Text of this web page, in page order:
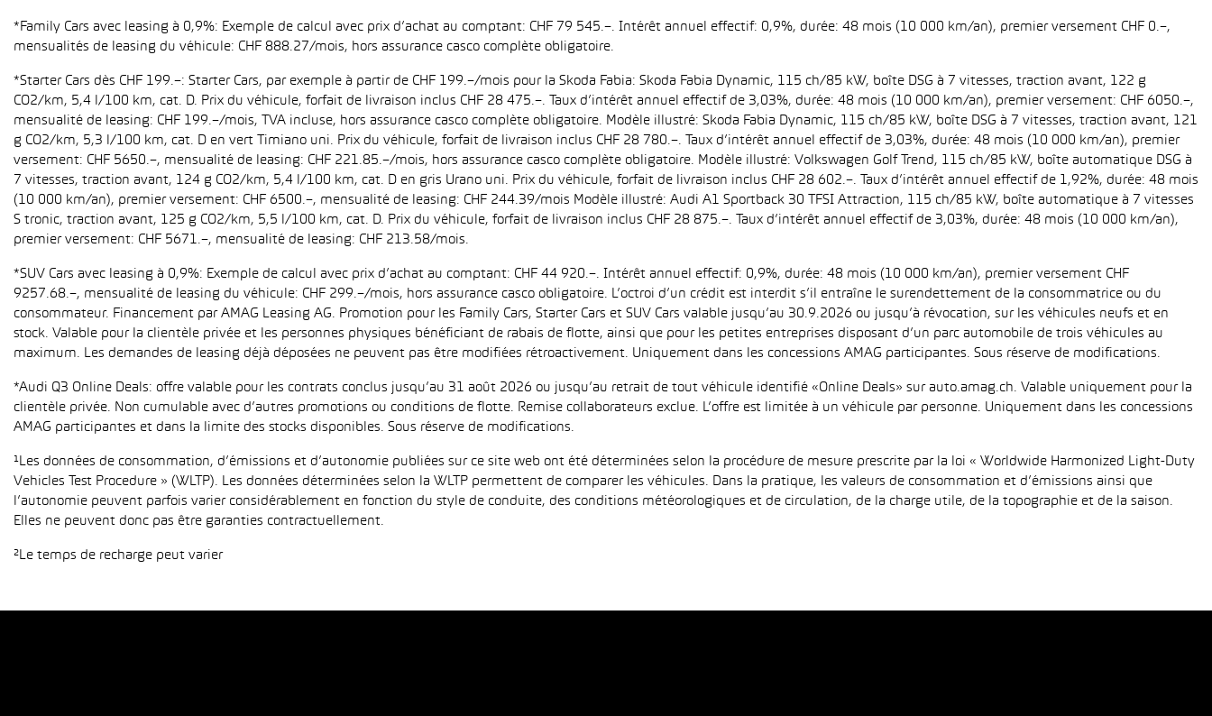
*Family Cars avec leasing à 0,9%: Exemple de calcul avec prix d’achat au comptant: CHF 79 545.–. Intérêt annuel effectif: 0,9%, durée: 48 mois (10 000 km/an), premier versement CHF 0.–,
mensualités de leasing du véhicule: CHF 888.27/mois, hors assurance casco complète obligatoire.
*Starter Cars dès CHF 199.–: Starter Cars, par exemple à partir de CHF 199.–/mois pour la Skoda Fabia: Skoda Fabia Dynamic, 115 ch/85 kW, boîte DSG à 7 vitesses, traction avant, 122 g
CO2/km, 5,4 l/100 km, cat. D. Prix du véhicule, forfait de livraison inclus CHF 28 475.–. Taux d’intérêt annuel effectif de 3,03%, durée: 48 mois (10 000 km/an), premier versement: CHF 6050.–,
mensualité de leasing: CHF 199.–/mois, TVA incluse, hors assurance casco complète obligatoire. Modèle illustré: Skoda Fabia Dynamic, 115 ch/85 kW, boîte DSG à 7 vitesses, traction avant, 121
g CO2/km, 5,3 l/100 km, cat. D en vert Timiano uni. Prix du véhicule, forfait de livraison inclus CHF 28 780.–. Taux d’intérêt annuel effectif de 3,03%, durée: 48 mois (10 000 km/an), premier
versement: CHF 5650.–, mensualité de leasing: CHF 221.85.–/mois, hors assurance casco complète obligatoire. Modèle illustré: Volkswagen Golf Trend, 115 ch/85 kW, boîte automatique DSG à
7 vitesses, traction avant, 124 g CO2/km, 5,4 l/100 km, cat. D en gris Urano uni. Prix du véhicule, forfait de livraison inclus CHF 28 602.–. Taux d’intérêt annuel effectif de 1,92%, durée: 48 mois
(10 000 km/an), premier versement: CHF 6500.–, mensualité de leasing: CHF 244.39/mois Modèle illustré: Audi A1 Sportback 30 TFSI Attraction, 115 ch/85 kW, boîte automatique à 7 vitesses
S tronic, traction avant, 125 g CO2/km, 5,5 l/100 km, cat. D. Prix du véhicule, forfait de livraison inclus CHF 28 875.–. Taux d’intérêt annuel effectif de 3,03%, durée: 48 mois (10 000 km/an),
premier versement: CHF 5671.–, mensualité de leasing: CHF 213.58/mois.
*SUV Cars avec leasing à 0,9%: Exemple de calcul avec prix d’achat au comptant: CHF 44 920.–. Intérêt annuel effectif: 0,9%, durée: 48 mois (10 000 km/an), premier versement CHF
9257.68.–, mensualité de leasing du véhicule: CHF 299.–/mois, hors assurance casco obligatoire. L’octroi d’un crédit est interdit s’il entraîne le surendettement de la consommatrice ou du
consommateur. Financement par AMAG Leasing AG. Promotion pour les Family Cars, Starter Cars et SUV Cars valable jusqu’au 30.9.2026 ou jusqu’à révocation, sur les véhicules neufs et en
stock. Valable pour la clientèle privée et les personnes physiques bénéficiant de rabais de flotte, ainsi que pour les petites entreprises disposant d’un parc automobile de trois véhicules au
maximum. Les demandes de leasing déjà déposées ne peuvent pas être modifiées rétroactivement. Uniquement dans les concessions AMAG participantes. Sous réserve de modifications.
*Audi Q3 Online Deals: offre valable pour les contrats conclus jusqu’au 31 août 2026 ou jusqu’au retrait de tout véhicule identifié «Online Deals» sur auto.amag.ch. Valable uniquement pour la
clientèle privée. Non cumulable avec d’autres promotions ou conditions de flotte. Remise collaborateurs exclue. L’offre est limitée à un véhicule par personne. Uniquement dans les concessions
AMAG participantes et dans la limite des stocks disponibles. Sous réserve de modifications.
¹Les données de consommation, d’émissions et d’autonomie publiées sur ce site web ont été déterminées selon la procédure de mesure prescrite par la loi « Worldwide Harmonized Light-Duty
Vehicles Test Procedure » (WLTP). Les données déterminées selon la WLTP permettent de comparer les véhicules. Dans la pratique, les valeurs de consommation et d’émissions ainsi que
l’autonomie peuvent parfois varier considérablement en fonction du style de conduite, des conditions météorologiques et de circulation, de la charge utile, de la topographie et de la saison.
Elles ne peuvent donc pas être garanties contractuellement.
²Le temps de recharge peut varier